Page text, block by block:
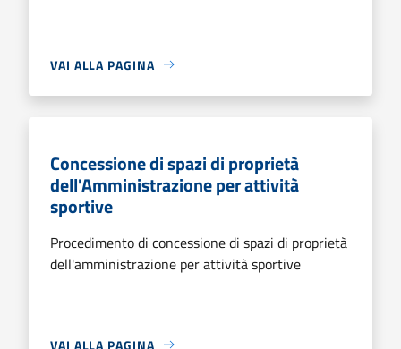
VAI ALLA PAGINA
Concessione di spazi di proprietà
dell'Amministrazione per attività
sportive
Procedimento di concessione di spazi di proprietà
dell'amministrazione per attività sportive
VAI ALLA PAGINA